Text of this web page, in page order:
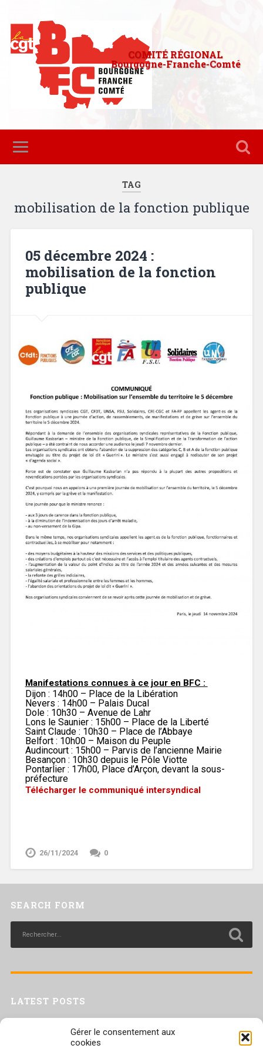
Gérer le consentement aux
cookies
COMITÉ RÉGIONAL
Bourgogne-Franche-Comté
TAG
mobilisation de la fonction publique
05 décembre 2024 :
mobilisation de la fonction
publique
Manifestations connues à ce jour en BFC :
Dijon : 14h00 – Place de la Libération
Nevers : 14h00 – Palais Ducal
Dole : 10h30 – Avenue de Lahr
Lons le Saunier : 15h00 – Place de la Liberté
Saint Claude : 10h30 – Place de l’Abbaye
Belfort : 10h00 – Maison du Peuple
Audincourt : 15h00 – Parvis de l’ancienne Mairie
Besançon : 10h30 depuis le Pôle Viotte
Pontarlier : 17h00, Place d’Arçon, devant la sous-
préfecture
Télécharger le communiqué intersyndical
26/11/2024 0
SEARCH FORM
LATEST POSTS
Trac confédéral sur les situations de travail par forte chaleur